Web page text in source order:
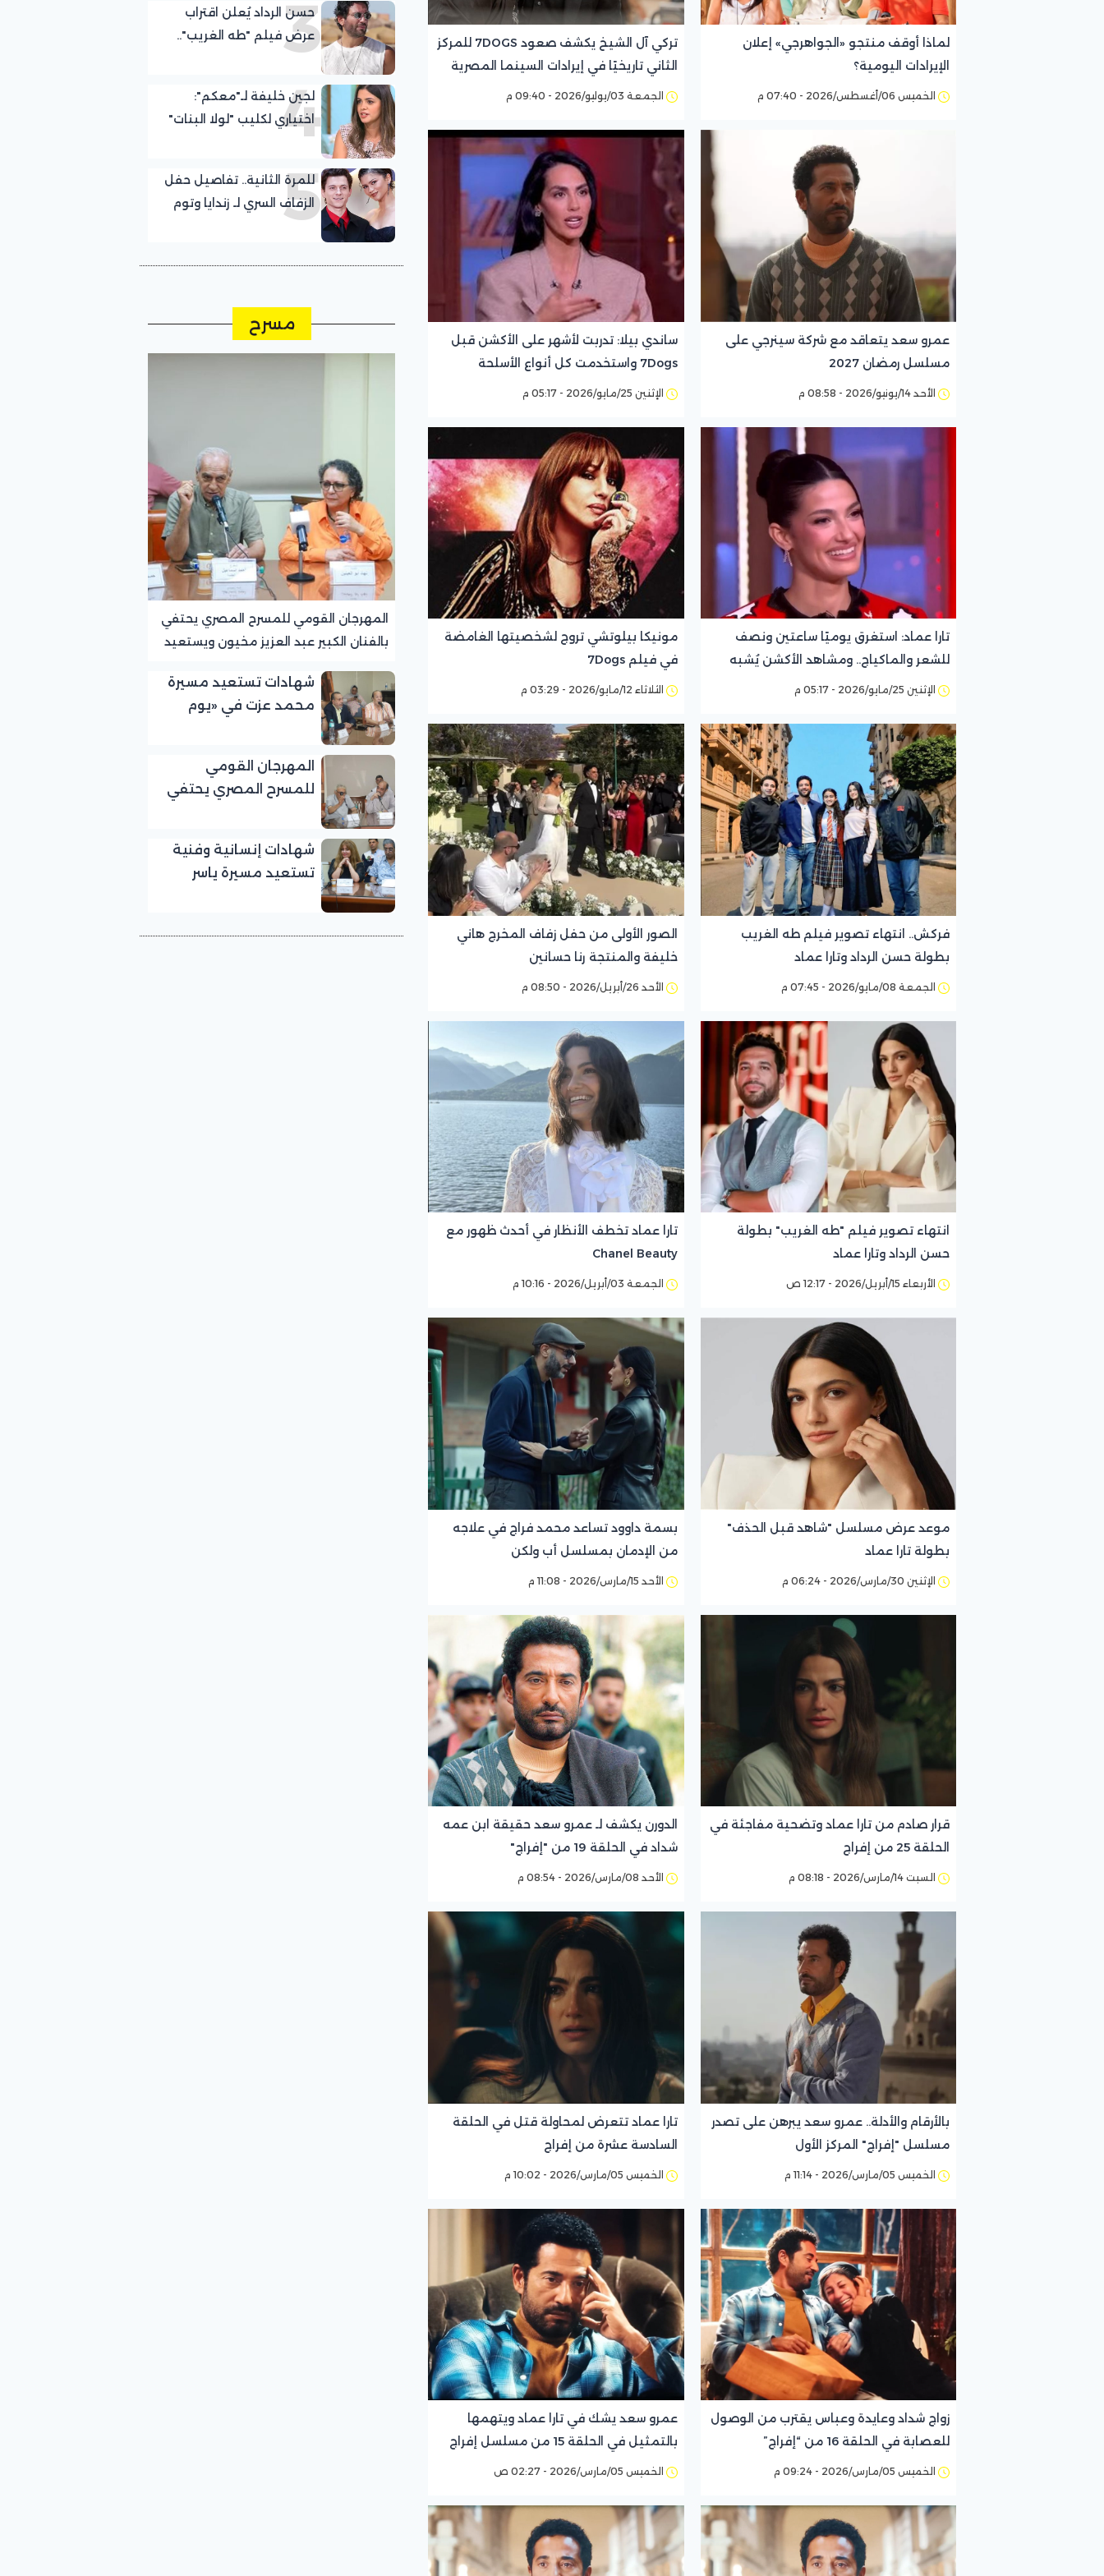
لماذا أوقف منتجو «الجواهرجي» إعلان
الإيرادات اليومية؟
الخميس 06/أغسطس/2026 - 07:40 م
تركي آل الشيخ يكشف صعود 7DOGS للمركز
الثاني تاريخيًا في إيرادات السينما المصرية
الجمعة 03/يوليو/2026 - 09:40 م
عمرو سعد يتعاقد مع شركة سينرجي على
مسلسل رمضان 2027
الأحد 14/يونيو/2026 - 08:58 م
ساندي بيلا: تدربت لأشهر على الأكشن قبل
7Dogs واستخدمت كل أنواع الأسلحة
الإثنين 25/مايو/2026 - 05:17 م
تارا عماد: استغرق يوميًا ساعتين ونصف
للشعر والماكياج.. ومشاهد الأكشن يُشبه
رقصة السلو
الإثنين 25/مايو/2026 - 05:17 م
مونيكا بيلوتشي تروج لشخصيتها الغامضة
في فيلم 7Dogs
الثلاثاء 12/مايو/2026 - 03:29 م
فركش.. انتهاء تصوير فيلم طه الغريب
بطولة حسن الرداد وتارا عماد
الجمعة 08/مايو/2026 - 07:45 م
الصور الأولى من حفل زفاف المخرج هاني
خليفة والمنتجة رنا حسانين
الأحد 26/أبريل/2026 - 08:50 م
انتهاء تصوير فيلم "طه الغريب" بطولة
حسن الرداد وتارا عماد
الأربعاء 15/أبريل/2026 - 12:17 ص
تارا عماد تخطف الأنظار في أحدث ظهور مع
Chanel Beauty
الجمعة 03/أبريل/2026 - 10:16 م
موعد عرض مسلسل "شاهد قبل الحذف"
بطولة تارا عماد
الإثنين 30/مارس/2026 - 06:24 م
بسمة داوود تساعد محمد فراج في علاجه
من الإدمان بمسلسل أب ولكن
الأحد 15/مارس/2026 - 11:08 م
قرار صادم من تارا عماد وتضحية مفاجئة في
الحلقة 25 من إفراج
السبت 14/مارس/2026 - 08:18 م
الدورن يكشف لـ عمرو سعد حقيقة ابن عمه
شداد في الحلقة 19 من "إفراج"
الأحد 08/مارس/2026 - 08:54 م
بالأرقام والأدلة.. عمرو سعد يبرهن على تصدر
مسلسل "إفراج" المركز الأول
الخميس 05/مارس/2026 - 11:14 م
تارا عماد تتعرض لمحاولة قتل في الحلقة
السادسة عشرة من إفراج
الخميس 05/مارس/2026 - 10:02 م
زواج شداد وعايدة وعباس يقترب من الوصول
للعصابة في الحلقة 16 من “إفراج”
الخميس 05/مارس/2026 - 09:24 م
عمرو سعد يشك في تارا عماد ويتهمها
بالتمثيل في الحلقة 15 من مسلسل إفراج
الخميس 05/مارس/2026 - 02:27 ص
3
حسن الرداد يُعلن اقتراب
عرض فيلم "طه الغريب"..
4
لجين خليفة لـ"معكم":
اختياري لكليب "لولا البنات"
قبل التصوير بيوم
5
للمرة الثانية.. تفاصيل حفل
الزفاف السري لـ زندايا وتوم
مسرح
المهرجان القومي للمسرح المصري يحتفي
بالفنان الكبير عبد العزيز مخيون ويستعيد
شهادات تستعيد مسيرة
محمد عزت في «يوم
للمسرح المصري
المهرجان القومي
للمسرح المصري يحتفي
لرموز المسرح»
شهادات إنسانية وفنية
تستعيد مسيرة ياسر